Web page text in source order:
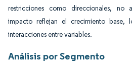
restricciones como direccionales, no
impacto reflejan el crecimiento base,
interacciones entre variables.
Análisis por Segmento